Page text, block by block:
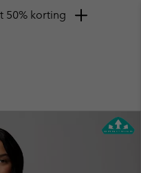
50% korting